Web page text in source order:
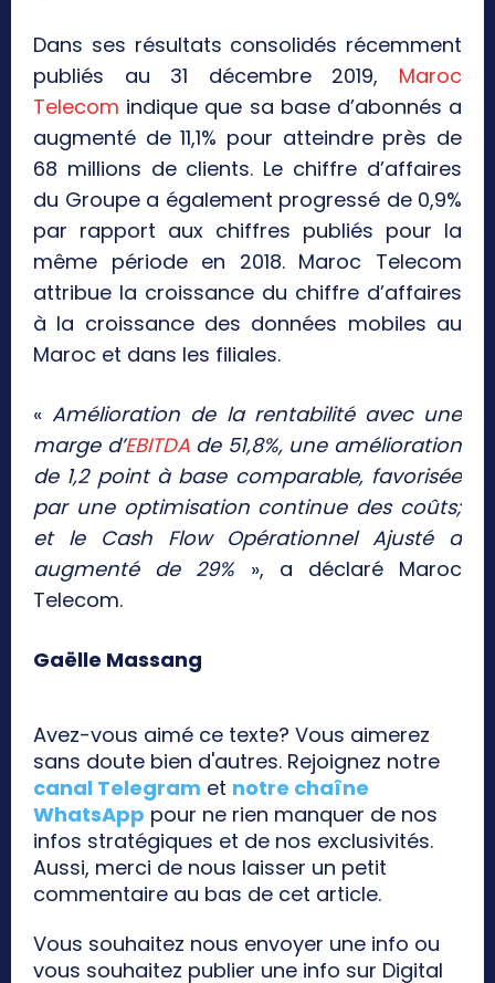
Dans ses résultats consolidés récemment
publiés au 31 décembre 2019, Maroc
Telecom indique que sa base d’abonnés a
augmenté de 11,1% pour atteindre près de
68 millions de clients. Le chiffre d’affaires
du Groupe a également progressé de 0,9%
par rapport aux chiffres publiés pour la
même période en 2018. Maroc Telecom
attribue la croissance du chiffre d’affaires
à la croissance des données mobiles au
Maroc et dans les filiales.
«Amélioration de la rentabilité avec une
marge d’EBITDAde 51,8%, une amélioration
de 1,2 point à base comparable, favorisée
par une optimisation continue des coûts;
et le Cash Flow Opérationnel Ajusté a
augmenté de 29%», a déclaré Maroc
Telecom.
Gaëlle Massang
Avez-vous aimé ce texte? Vous aimerez
sans doute bien d'autres. Rejoignez notre
canal Telegram et notre chaîne
WhatsApp pour ne rien manquer de nos
infos stratégiques et de nos exclusivités.
Aussi, merci de nous laisser un petit
commentaire au bas de cet article.
Vous souhaitez nous envoyer une info ou
vous souhaitez publier une info sur Digital